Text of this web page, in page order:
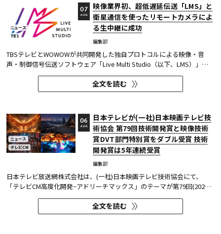
ニュース
TBS
映像業界初、超低遅延伝送「LMS」と
衛星通信を使ったリモートカメラによ
る生中継に成功
編集部
07
AUG
TBSテレビとWOWOWが共同開発した独自プロトコルによる映像・音
声・制御信号伝送ソフトウェア「Live Multi Studio（以下、LMS）」
が、JCOM株式会社（以下、J:COM）の生中継の特別番組に採用され
た。2026年6月16日にJ:COMが放送した『北海道神宮例祭 神輿渡御』に
おいて、J:COMチャンネル（※1）、地域情報アプリ「ど・ろーかる」
全文を読む
ニュース
テレビCM
日本テレビが(一社)日本映画テレビ技
術協会 第79回技術開発賞と映像技術
賞DVT部門特別賞をダブル受賞 技術
開発賞は5年連続受賞
編集部
06
AUG
日本テレビ放送網株式会社は、(一社)日本映画テレビ技術協会にて、
「テレビCM高度化開発−アドリーチマックス」のテーマが第79回(2025
年度)技術開発賞を、「TOKYO巫女忍者」が映像技術賞 DVT(デジタルビ
ジュアル技術)部門 特別賞を受賞したことを発表した。技術開発賞部門
では、昨年に続き5年連続の受賞となる。 この賞は毎年、放送に関連
全文を読む